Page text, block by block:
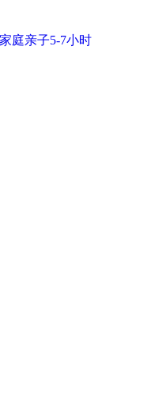
庭亲子5-7小时